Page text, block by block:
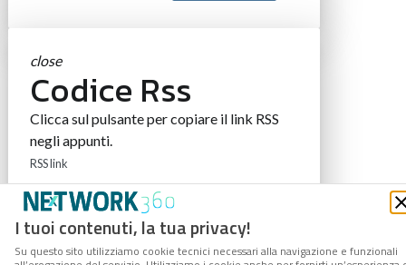
I tuoi contenuti, la tua privacy!
Su questo sito utilizziamo cookie tecnici necessari alla navigazione e funzionali
close
Codice Rss
Clicca sul pulsante per copiare il link RSS
negli appunti.
RSS link
COPIA LINK